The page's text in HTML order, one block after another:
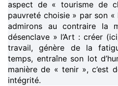
aspect de « tourisme de
pauvreté choisie » par son
admirons au contraire la
désenclave » l’Art : créer
travail, génère de la
temps, entraîne son lot
manière de « tenir », c’est
intégrité.